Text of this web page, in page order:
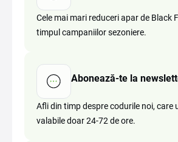
Cele mai mari reduceri apar de Black
timpul campaniilor sezoniere.
Abonează-te la
Afli din timp despre codurile noi, care
valabile doar 24-72 de ore.